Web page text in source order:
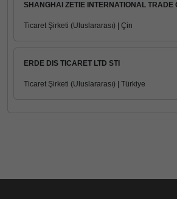
SHANGHAI ZETIE INTERNATIONAL TRADE
Ticaret Şirketi (Uluslararası) | Çin
ERDE DIS TICARET LTD STI
Ticaret Şirketi (Uluslararası) | Türkiye